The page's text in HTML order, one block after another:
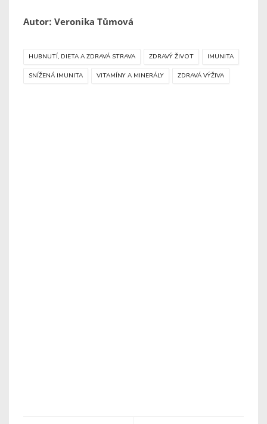
Autor: Veronika Tůmová
HUBNUTÍ, DIETA A ZDRAVÁ STRAVA ZDRAVÝ ŽIVOT IMUNITA
SNÍŽENÁ IMUNITA VITAMÍNY A MINERÁLY ZDRAVÁ VÝŽIVA